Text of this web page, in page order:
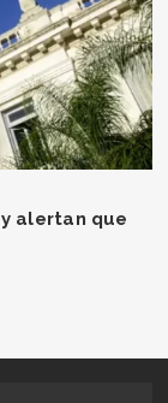
alertan que